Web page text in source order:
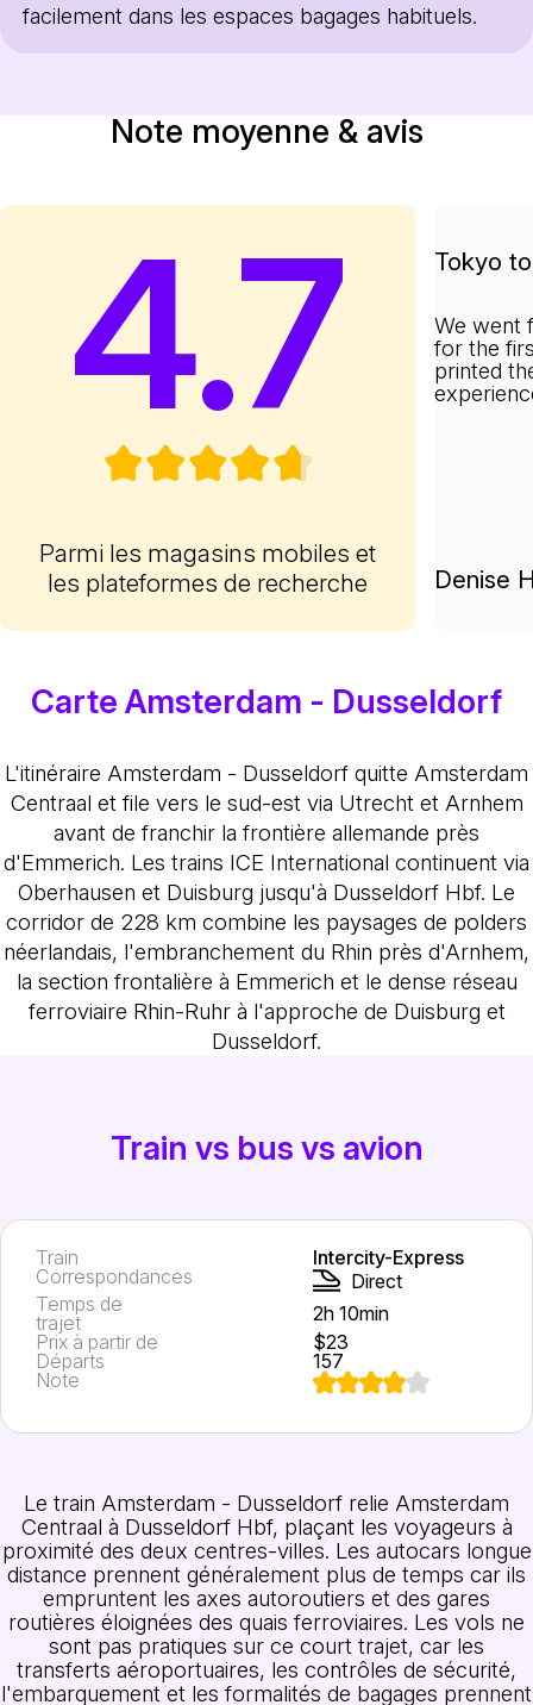
facilement dans les espaces bagages habituels.
Note moyenne & avis
4.7
Parmi les magasins mobiles et
les plateformes de recherche
Tokyo
We went
for the
printed
Denise
Carte Amsterdam - Dusseldorf
L'itinéraire Amsterdam - Dusseldorf quitte Amsterdam
Centraal et file vers le sud-est via Utrecht et Arnhem
avant de franchir la frontière allemande près
d'Emmerich. Les trains ICE International continuent via
Oberhausen et Duisburg jusqu'à Dusseldorf Hbf. Le
corridor de 228 km combine les paysages de polders
néerlandais, l'embranchement du Rhin près d'Arnhem,
la section frontalière à Emmerich et le dense réseau
ferroviaire Rhin-Ruhr à l'approche de Duisburg et
Dusseldorf.
Train vs bus vs avion
Train
Intercity-Express
Correspondances
Direct
Temps de
trajet
2h 10min
Prix à partir de
$23
Départs
157
Note
Le train Amsterdam - Dusseldorf relie Amsterdam
Centraal à Dusseldorf Hbf, plaçant les voyageurs à
proximité des deux centres-villes. Les autocars longue
distance prennent généralement plus de temps car ils
empruntent les axes autoroutiers et des gares
routières éloignées des quais ferroviaires. Les vols ne
sont pas pratiques sur ce court trajet, car les
transferts aéroportuaires, les contrôles de sécurité,
l'embarquement et les formalités de bagages prennent